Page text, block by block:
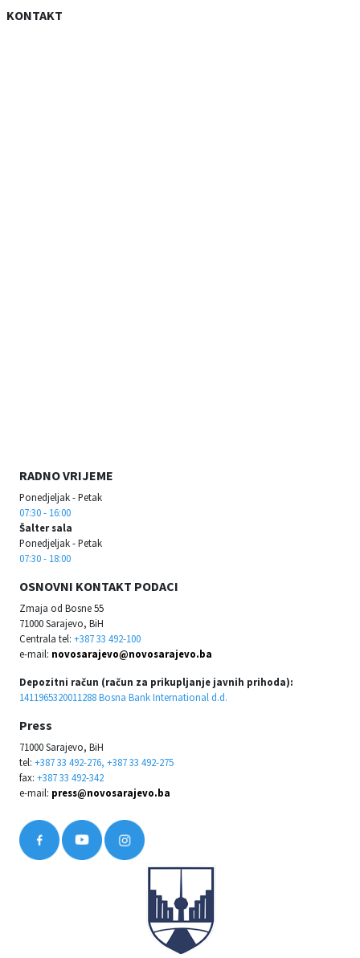
KONTAKT
RADNO VRIJEME
Ponedjeljak - Petak
07:30 - 16:00
Šalter sala
Ponedjeljak - Petak
07:30 - 18:00
OSNOVNI KONTAKT PODACI
Zmaja od Bosne 55
71000 Sarajevo, BiH
Centrala tel: +387 33 492-100
e-mail: novosarajevo@novosarajevo.ba
Depozitni račun (račun za prikupljanje javnih prihoda):
1411965320011288 Bosna Bank International d.d.
Press
71000 Sarajevo, BiH
tel: +387 33 492-276, +387 33 492-275
fax: +387 33 492-342
e-mail: press@novosarajevo.ba